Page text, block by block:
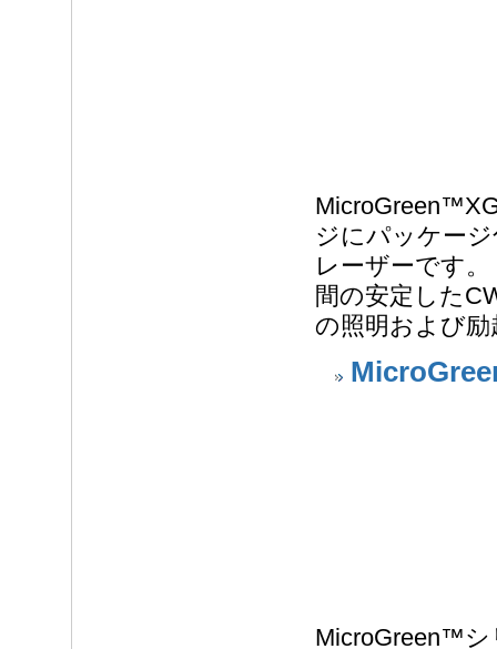
ジにパッケー
レーザーです
間の安定した
の照明および
MicroGreen™シ